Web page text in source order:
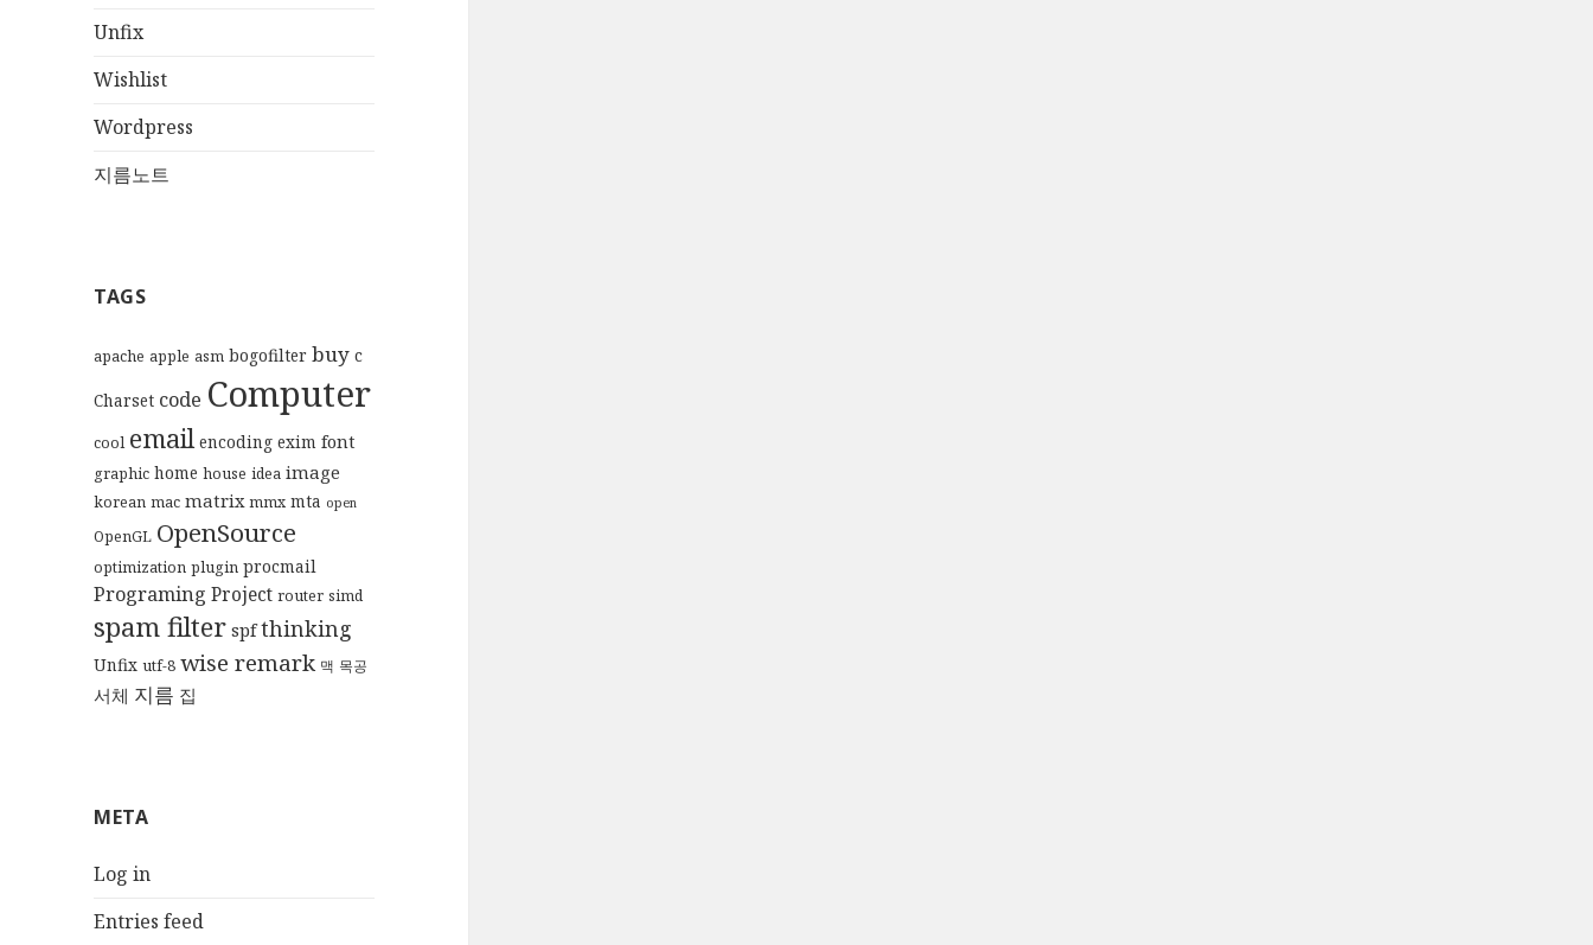
Unfix
Wishlist
Wordpress
지름노트
TAGS
apache apple asm bogofilter buy c
Charset code Computer
cool email encoding exim font
graphic home house idea image
korean mac matrix mmx mta open
OpenGL OpenSource
optimization plugin procmail
Programing Project router simd
spam filter spf thinking
Unfix utf-8 wise remark 맥 목공
서체 지름 집
META
Log in
Entries feed